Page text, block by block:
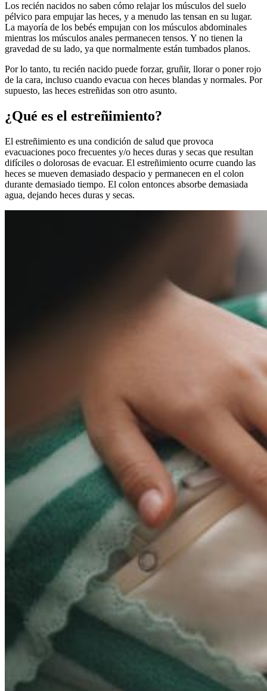
Los recién nacidos no saben cómo relajar los músculos del suelo
pélvico para empujar las heces, y a menudo las tensan en su lugar.
La mayoría de los bebés empujan con los músculos abdominales
mientras los músculos anales permanecen tensos. Y no tienen la
gravedad de su lado, ya que normalmente están tumbados planos.
Por lo tanto, tu recién nacido puede forzar, gruñir, llorar o poner rojo
de la cara, incluso cuando evacua con heces blandas y normales. Por
supuesto, las heces estreñidas son otro asunto.
¿Qué es el estreñimiento?
El estreñimiento es una condición de salud que provoca
evacuaciones poco frecuentes y/o heces duras y secas que resultan
difíciles o dolorosas de evacuar. El estreñimiento ocurre cuando las
heces se mueven demasiado despacio y permanecen en el colon
durante demasiado tiempo. El colon entonces absorbe demasiada
agua, dejando heces duras y secas.